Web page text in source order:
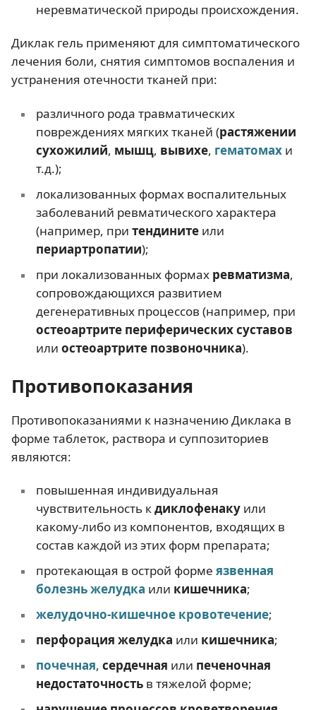
неревматической природы происхождения.
Диклак гель применяют для симптоматического
лечения боли, снятия симптомов воспаления и
устранения отечности тканей при:
различного рода травматических
повреждениях мягких тканей (растяжении
сухожилий, мышц, вывихе, гематомахи
т.д.);
локализованных формах воспалительных
заболеваний ревматического характера
(например, при тендинитеили
периартропатии);
при локализованных формах ревматизма,
сопровождающихся развитием
дегенеративных процессов (например, при
остеоартрите периферических суставов
или остеоартрите позвоночника).
Противопоказания
Противопоказаниями к назначению Диклака в
форме таблеток, раствора и суппозиториев
являются:
повышенная индивидуальная
чувствительность кдиклофенакуили
какому-либо из компонентов, входящих в
состав каждой из этих форм препарата;
протекающая в острой форме язвенная
болезнь желудка или кишечника;
желудочно-кишечное кровотечение;
перфорация желудка или кишечника;
почечная, сердечная или печеночная
недостаточностьв тяжелой форме;